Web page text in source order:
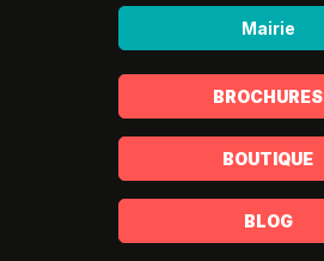
Mairie
BROCHURES
BOUTIQUE
BLOG